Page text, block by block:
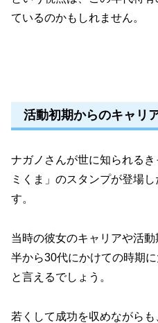
ているのかもしれません。
活動初期からのキャリ
ナガノさんが世に知られる
ミくま」のスタンプが登場
す。
当時の彼女のキャリアや活
半から30代にかけての時期
と言えるでしょう。
若くして成功を収めながら